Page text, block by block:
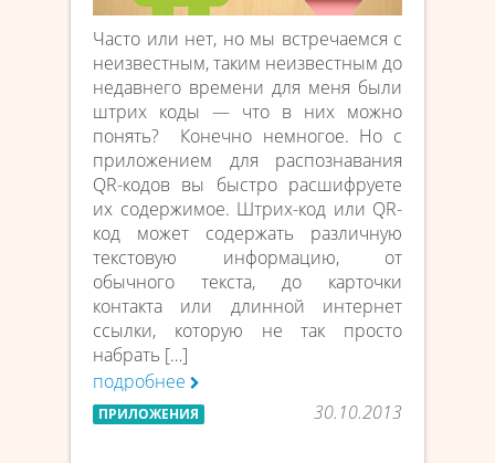
Часто или нет, но мы встречаемся с
неизвестным, таким неизвестным до
недавнего времени для меня были
штрих коды — что в них можно
понять? Конечно немногое. Но с
приложением для распознавания
QR-кодов вы быстро расшифруете
их содержимое. Штрих-код или QR-
код может содержать различную
текстовую информацию, от
обычного текста, до карточки
контакта или длинной интернет
ссылки, которую не так просто
набрать […]
подробнее
ПРИЛОЖЕНИЯ 30.10.2013